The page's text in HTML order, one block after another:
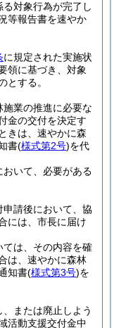
対象行為が完了し
等報告書を速やか
に規定された実施状
領に基づき、対象
とする。
業の推進に必要な
金の交付を決定す
きは、速やかに森
書(様式第2号)を代
いて、必要がある
請後において、協
には、市長に届け
は、その内容を確
は、速やかに森林
知書(様式第3号)を
または廃止しよう
活動支援交付金中